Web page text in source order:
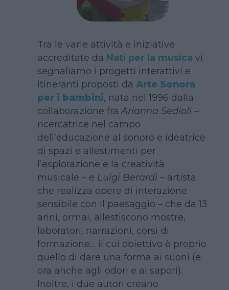
Tra le varie attività e iniziative
accreditate da Nati per la musica vi
segnaliamo i progetti interattivi e
itineranti proposti da Arte Sonora
per i bambini, nata nel 1996 dalla
collaborazione fra Arianna Sedioli–
ricercatrice nel campo
dell’educazione al sonoro e ideatrice
di spazi e allestimenti per
l’esplorazione e la creatività
musicale – e Luigi Berardi– artista
che realizza opere di interazione
sensibile con il paesaggio – che da 13
anni, ormai, allestiscono mostre,
laboratori, narrazioni, corsi di
formazione… il cui obiettivo è proprio
quello di dare una forma ai suoni (e
ora anche agli odori e ai sapori).
Inoltre, i due autori creano